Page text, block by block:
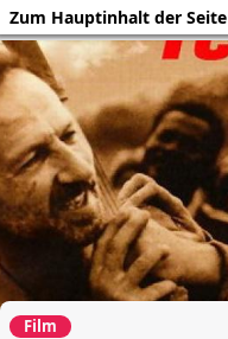
Zum Hauptinhalt der Seite
Film